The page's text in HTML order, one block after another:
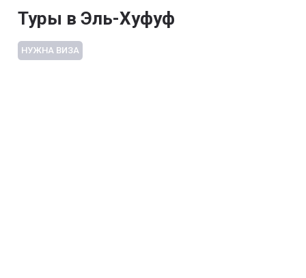
Туры в Эль-Хуфуф
НУЖНА ВИЗА